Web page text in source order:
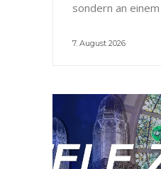
sondern an
7. August 2026